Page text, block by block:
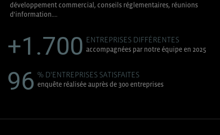
développement commercial, conseils réglementaires, réunions
d'information....
+1.700 ENTREPRISES DIFFÉRENTES
accompagnées par notre équipe en 2025
96 % D'ENTREPRISES SATISFAITES
enquête réalisée auprès de 300 entreprises